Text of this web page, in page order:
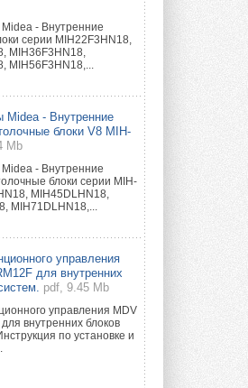
- Внутренние
серии MIH22F3HN18,
MIH36F3HN18,
MIH56F3HN18,...
Midea - Внутренние
блоки V8 MIH-
Mb
- Внутренние
блоки серии MIH-
MIH45DLHN18,
MIH71DLHN18,...
управления
для внутренних
pdf, 9.45 Mb
управления MDV
внутренних блоков
по установке и